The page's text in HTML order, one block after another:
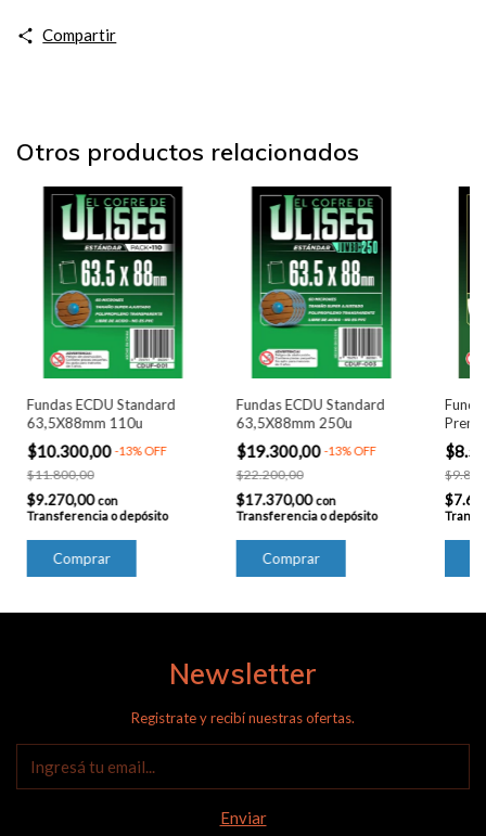
Compartir
Otros productos relacionados
Fundas ECDU Standard
63,5X88mm 110u
$10.300,00-13%OFF
$11.800,00
$9.270,00con
Transferencia o depósito
Fundas ECDU Standard
63,5X88mm 250u
$19.300,00-13%OFF
$22.200,00
$17.370,00con
Transferencia o depósito
Newsletter
Registrate y recibí nuestras ofertas.